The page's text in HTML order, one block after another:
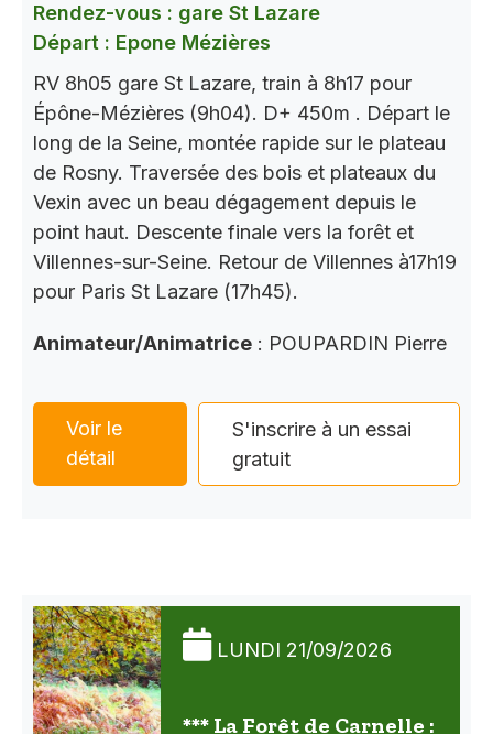
Rendez-vous : gare St Lazare
Départ : Epone Mézières
RV 8h05 gare St Lazare, train à 8h17 pour
Épône-Mézières (9h04). D+ 450m . Départ le
long de la Seine, montée rapide sur le plateau
de Rosny. Traversée des bois et plateaux du
Vexin avec un beau dégagement depuis le
point haut. Descente finale vers la forêt et
Villennes-sur-Seine. Retour de Villennes à17h19
pour Paris St Lazare (17h45).
Animateur/Animatrice : POUPARDIN Pierre
Voir le
détail
S'inscrire à un essai
gratuit
LUNDI 21/09/2026
*** La Forêt de Carnelle :